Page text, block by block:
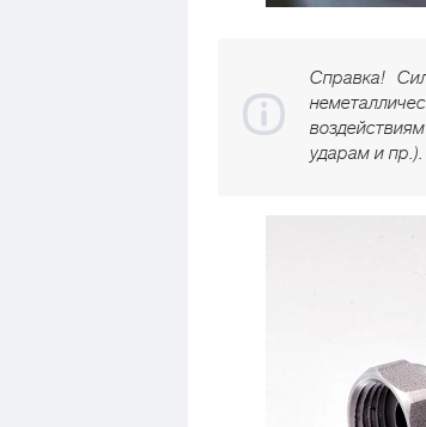
Справка!
ударам и пр.).